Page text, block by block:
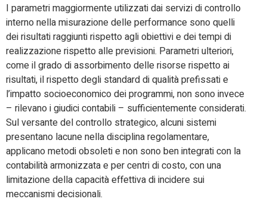
I parametri maggiormente utilizzati dai servizi di controllo
interno nella misurazione delle performance sono quelli
dei risultati raggiunti rispetto agli obiettivi e dei tempi di
realizzazione rispetto alle previsioni. Parametri ulteriori,
come il grado di assorbimento delle risorse rispetto ai
risultati, il rispetto degli standard di qualità prefissati e
l’impatto socioeconomico dei programmi, non sono invece
– rilevano i giudici contabili – sufficientemente considerati.
Sul versante del controllo strategico, alcuni sistemi
presentano lacune nella disciplina regolamentare,
applicano metodi obsoleti e non sono ben integrati con la
contabilità armonizzata e per centri di costo, con una
limitazione della capacità effettiva di incidere sui
meccanismi decisionali.